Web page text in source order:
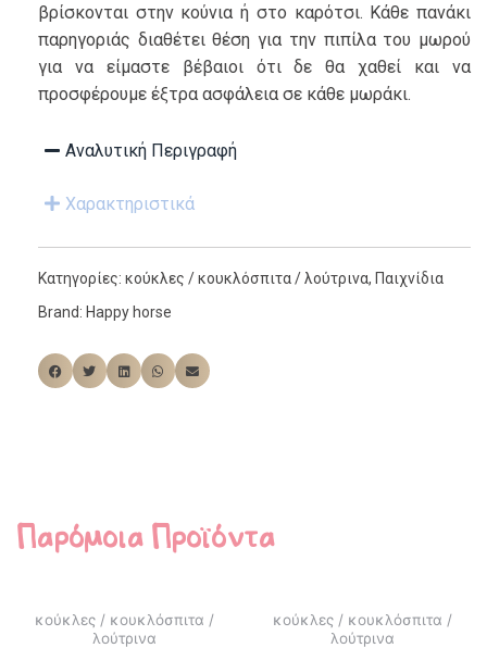
βρίσκονται στην κούνια ή στο καρότσι. Κάθε πανάκι
παρηγοριάς διαθέτει θέση για την πιπίλα του μωρού
για να είμαστε βέβαιοι ότι δε θα χαθεί και να
προσφέρουμε έξτρα ασφάλεια σε κάθε μωράκι.
Αναλυτική Περιγραφή
Χαρακτηριστικά
Κατηγορίες: κούκλες / κουκλόσπιτα / λούτρινα, Παιχνίδια
Brand: Happy horse
Παρόμοια Προϊόντα
κούκλες / κουκλόσπιτα /
λούτρινα
κούκλες / κουκλόσπιτα /
λούτρινα